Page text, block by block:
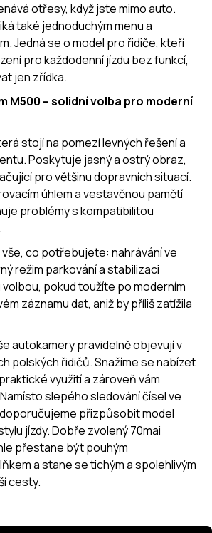
otřesy, když jste mimo auto.
také jednoduchým menu a
Jedná se o model pro řidiče, kteří
pro každodenní jízdu bez funkcí,
jen zřídka.
M500 – solidní volba pro moderní
stojí na pomezí levných řešení a
Poskytuje jasný a ostrý obraz,
pro většinu dopravních situací.
úhlem a vestavěnou pamětí
problémy s kompatibilitou
co potřebujete: nahrávání ve
režim parkování a stabilizaci
pokud toužíte po moderním
záznamu dat, aniž by příliš zatížila
autokamery pravidelně objevují v
polských řidičů. Snažíme se nabízet
využití a zároveň vám
slepého sledování čísel ve
přizpůsobit model
jízdy. Dobře zvolený 70mai
přestane být pouhým
a stane se tichým a spolehlivým
cesty.